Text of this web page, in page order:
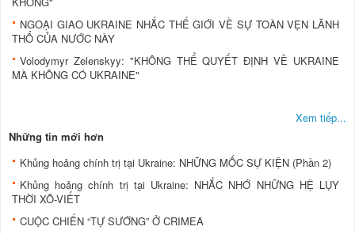
NGOẠI GIAO UKRAINE NHẮC THẾ GIỚI VỀ SỰ TOÀN VẸN LÃNH
THỔ CỦA NƯỚC NÀY
Volodymyr Zelenskyy: "KHÔNG THỂ QUYẾT ĐỊNH VỀ UKRAINE
MÀ KHÔNG CÓ UKRAINE"
Xem tiếp...
Những tin mới hơn
Khủng hoảng chính trị tại Ukraine: NHỮNG MỐC SỰ KIỆN (Phần 2)
Khủng hoảng chính trị tại Ukraine: NHẮC NHỚ NHỮNG HỆ LỤY
THỜI XÔ-VIẾT
CUỘC CHIẾN “TỰ SƯỚNG” Ở CRIMEA